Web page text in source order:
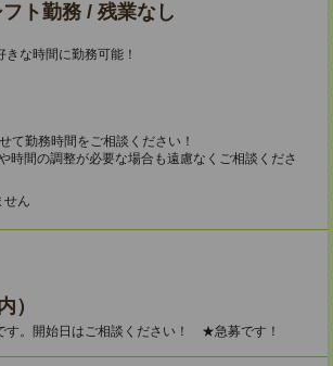
ト勤務 / 残業なし
きな時間に勤務可能！
て勤務時間をご相談ください！
時間の調整が必要な場合も遠慮なくご相談くださ
せん
）
す。開始日はご相談ください！ ★急募です！